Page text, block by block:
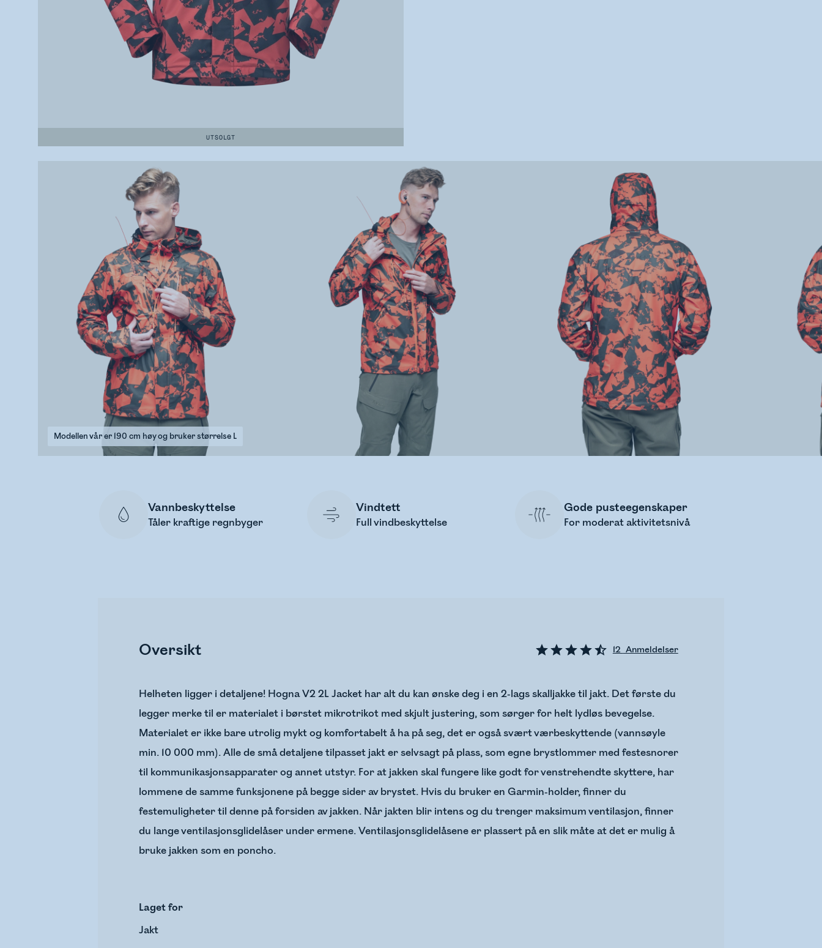
UTSOLGT
Modellen vår er 190 cm høy og bruker størrelse L
Vannbeskyttelse
Tåler kraftige regnbyger
Vindtett
Full vindbeskyttelse
Gode pusteegenskaper
For moderat aktivitetsnivå
Oversikt 12 Anmeldelser
Helheten ligger i detaljene! Hogna V2 2L Jacket har alt du kan ønske deg i en 2-lags skalljakke til jakt. Det første du
legger merke til er materialet i børstet mikrotrikot med skjult justering, som sørger for helt lydløs bevegelse.
Materialet er ikke bare utrolig mykt og komfortabelt å ha på seg, det er også svært værbeskyttende (vannsøyle
min. 10 000 mm). Alle de små detaljene tilpasset jakt er selvsagt på plass, som egne brystlommer med festesnorer
til kommunikasjonsapparater og annet utstyr. For at jakken skal fungere like godt for venstrehendte skyttere, har
lommene de samme funksjonene på begge sider av brystet. Hvis du bruker en Garmin-holder, finner du
festemuligheter til denne på forsiden av jakken. Når jakten blir intens og du trenger maksimum ventilasjon, finner
du lange ventilasjonsglidelåser under ermene. Ventilasjonsglidelåsene er plassert på en slik måte at det er mulig å
bruke jakken som en poncho.
Laget for
Jakt